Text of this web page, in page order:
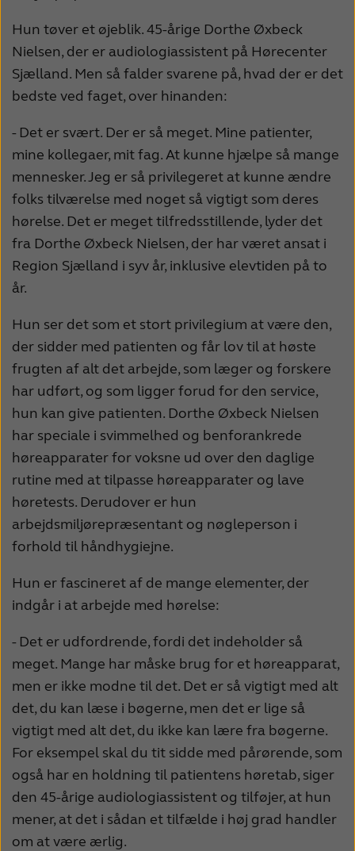
International Italia
Kazakhstan Korea
New Zealand
Schweiz Suisse
Suomi Sverige
Türkçe United Kingdom
Hun tøver et øjeblik. 45-årige Dorthe Øxbeck
Nielsen, der er audiologiassistent på Hørecenter
Sjælland. Men så falder svarene på, hvad der er det
bedste ved faget, over hinanden:
- Det er svært. Der er så meget. Mine patienter,
mine kollegaer, mit fag. At kunne hjælpe så mange
mennesker. Jeg er så privilegeret at kunne ændre
folks tilværelse med noget så vigtigt som deres
hørelse. Det er meget tilfredsstillende, lyder det
fra Dorthe Øxbeck Nielsen, der har været ansat i
Region Sjælland i syv år, inklusive elevtiden på to
år.
Hun ser det som et stort privilegium at være den,
der sidder med patienten og får lov til at høste
frugten af alt det arbejde, som læger og forskere
har udført, og som ligger forud for den service,
hun kan give patienten. Dorthe Øxbeck Nielsen
har speciale i svimmelhed og benforankrede
høreapparater for voksne ud over den daglige
rutine med at tilpasse høreapparater og lave
høretests. Derudover er hun
arbejdsmiljørepræsentant og nøgleperson i
forhold til håndhygiejne.
Hun er fascineret af de mange elementer, der
indgår i at arbejde med hørelse:
- Det er udfordrende, fordi det indeholder så
meget. Mange har måske brug for et høreapparat,
men er ikke modne til det. Det er så vigtigt med alt
det, du kan læse i bøgerne, men det er lige så
vigtigt med alt det, du ikke kan lære fra bøgerne.
For eksempel skal du tit sidde med pårørende, som
også har en holdning til patientens høretab, siger
den 45-årige audiologiassistent og tilføjer, at hun
mener, at det i sådan et tilfælde i høj grad handler
om at være ærlig.